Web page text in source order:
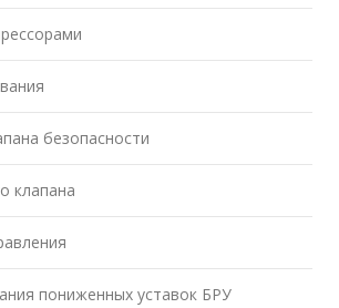
безопасности
клапана
пониженных уставок БРУ